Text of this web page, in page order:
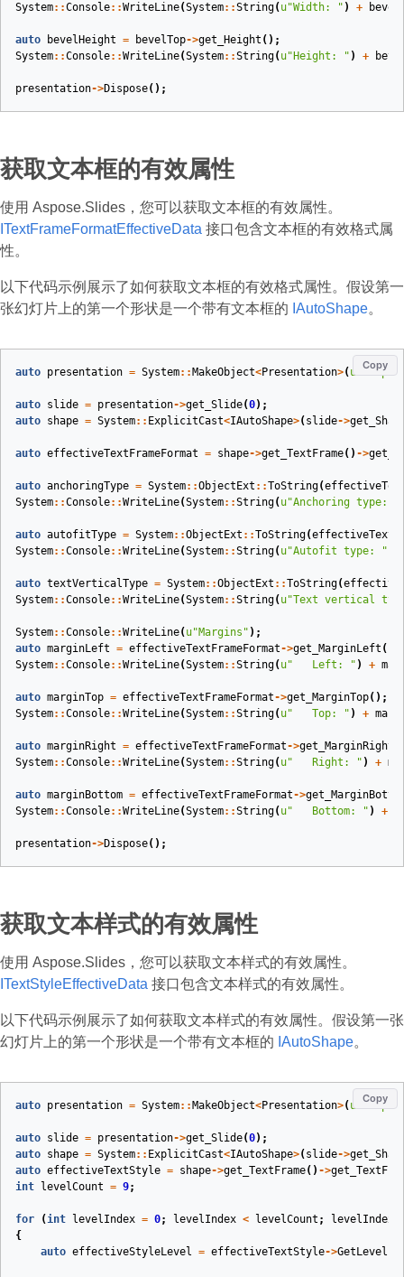
System::Console::WriteLine(System::String( u"Width: " ) +
auto bevelHeight = bevelTop->get_Height ();
System::Console::WriteLine(System::String( u"Height: " ) +
presentation->Dispose();
获取文本框的有效属性
使用 Aspose.Slides，您可以获取文本框的有效属性。
ITextFrameFormatEffectiveData 接口包含文本框的有效格式属
性。
以下代码示例展示了如何获取文本框的有效格式属性。假设第一
张幻灯片上的第一个形状是一个带有文本框的 IAutoShape。
Copy
auto presentation = System:: MakeObject<Presentation>( u
auto slide = presentation->get_Slide(0);
auto shape = System:: ExplicitCast<IAutoShape>( slide->
auto effectiveTextFrameFormat = shape->get_TextFrame() ->
auto anchoringType = System::ObjectExt ::ToString(
System::Console::WriteLine(System::String( u"Anchoring type: "
auto autofitType = System::ObjectExt ::ToString(
System::Console::WriteLine(System::String( u"Autofit type: "
auto textVerticalType = System::ObjectExt ::ToString(
System::Console::WriteLine(System::String( u"Text vertical
System::Console::WriteLine( u"Margins" );
auto marginLeft = effectiveTextFrameFormat->get_MarginLeft ();
System::Console::WriteLine(System::String( u"   Left: " ) +
auto marginTop = effectiveTextFrameFormat->get_MarginTop();
System::Console::WriteLine(System::String( u"   Top: " ) +
auto marginRight = effectiveTextFrameFormat->get_MarginRight
System::Console::WriteLine(System::String( u"   Right: " ) +
auto marginBottom = effectiveTextFrameFormat->
System::Console::WriteLine(System::String( u"   Bottom: " ) +
presentation->Dispose();
获取文本样式的有效属性
使用 Aspose.Slides，您可以获取文本样式的有效属性。
ITextStyleEffectiveData 接口包含文本样式的有效属性。
以下代码示例展示了如何获取文本样式的有效属性。假设第一张
幻灯片上的第一个形状是一个带有文本框的 IAutoShape。
Copy
auto presentation = System:: MakeObject<Presentation>( u
auto slide = presentation->get_Slide(0);
auto shape = System:: ExplicitCast<IAutoShape>( slide->
auto effectiveTextStyle = shape->get_TextFrame() ->
int
levelCount = 9;
for (int levelIndex = 0; levelIndex < levelCount ; levelIndex
{
auto effectiveStyleLevel = effectiveTextStyle->GetLevel